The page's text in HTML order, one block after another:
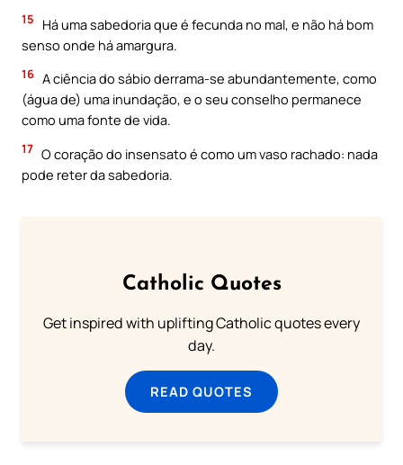
15
Há uma sabedoria que é fecunda no mal, e não há bom
senso onde há amargura.
16 A ciência do sábio derrama-se abundantemente, como
(água de) uma inundação, e o seu conselho permanece
como uma fonte de vida.
17 O coração do insensato é como um vaso rachado: nada
pode reter da sabedoria.
Catholic Quotes
Get inspired with uplifting Catholic quotes every
day.
READ QUOTES